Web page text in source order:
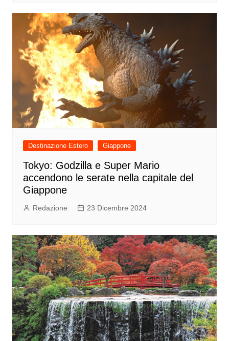
Destinazione Estero Giappone
Tokyo: Godzilla e Super Mario
accendono le serate nella capitale del
Giappone
Redazione 23 Dicembre 2024